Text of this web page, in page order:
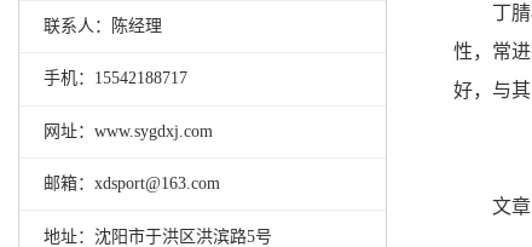
联系人：陈经理
手机：15542188717
网址：www.sygdxj.com
邮箱：xdsport@163.com
地址：沈阳市于洪区洪滨路5号
丁
性，常
好，与
文